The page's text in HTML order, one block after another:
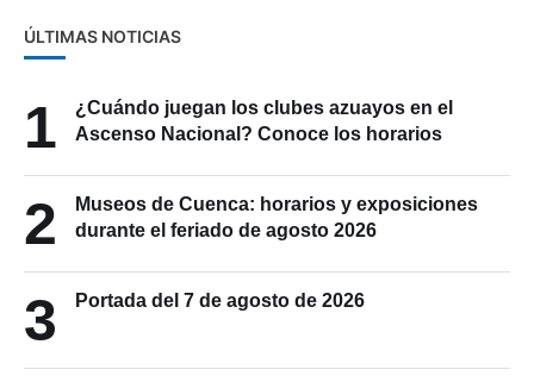
ÚLTIMAS NOTICIAS
1
¿Cuándo juegan los clubes azuayos en el
Ascenso Nacional? Conoce los horarios
2
Museos de Cuenca: horarios y exposiciones
durante el feriado de agosto 2026
3 Portada del 7 de agosto de 2026